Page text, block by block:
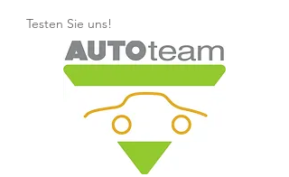
Testen Sie uns!